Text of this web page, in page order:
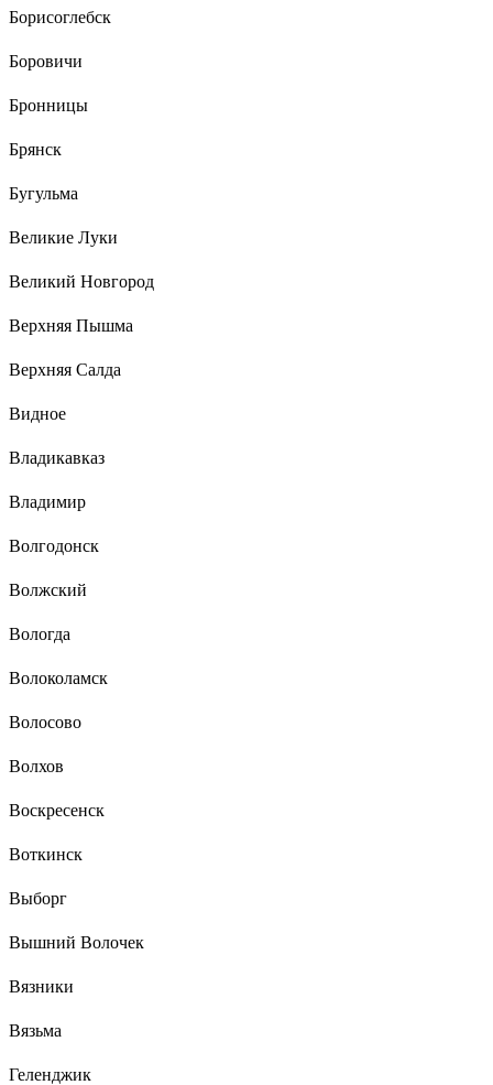
Борисоглебск
Боровичи
Бронницы
Брянск
Бугульма
Великие Луки
Великий Новгород
Верхняя Пышма
Верхняя Салда
Видное
Владикавказ
Владимир
Волгодонск
Волжский
Вологда
Волоколамск
Волосово
Волхов
Воскресенск
Воткинск
Выборг
Вышний Волочек
Вязники
Вязьма
Геленджик